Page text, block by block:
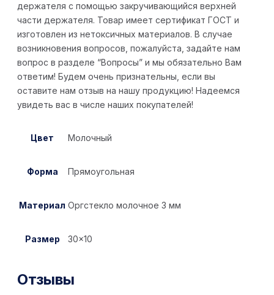
держателя с помощью закручивающийся верхней
части держателя. Товар имеет сертификат ГОСТ и
изготовлен из нетоксичных материалов. В случае
возникновения вопросов, пожалуйста, задайте нам
вопрос в разделе “Вопросы” и мы обязательно Вам
ответим! Будем очень признательны, если вы
оставите нам отзыв на нашу продукцию! Надеемся
увидеть вас в числе наших покупателей!
Цвет Молочный
Форма Прямоугольная
Материал Оргстекло молочное 3 мм
Размер 30×10
Отзывы